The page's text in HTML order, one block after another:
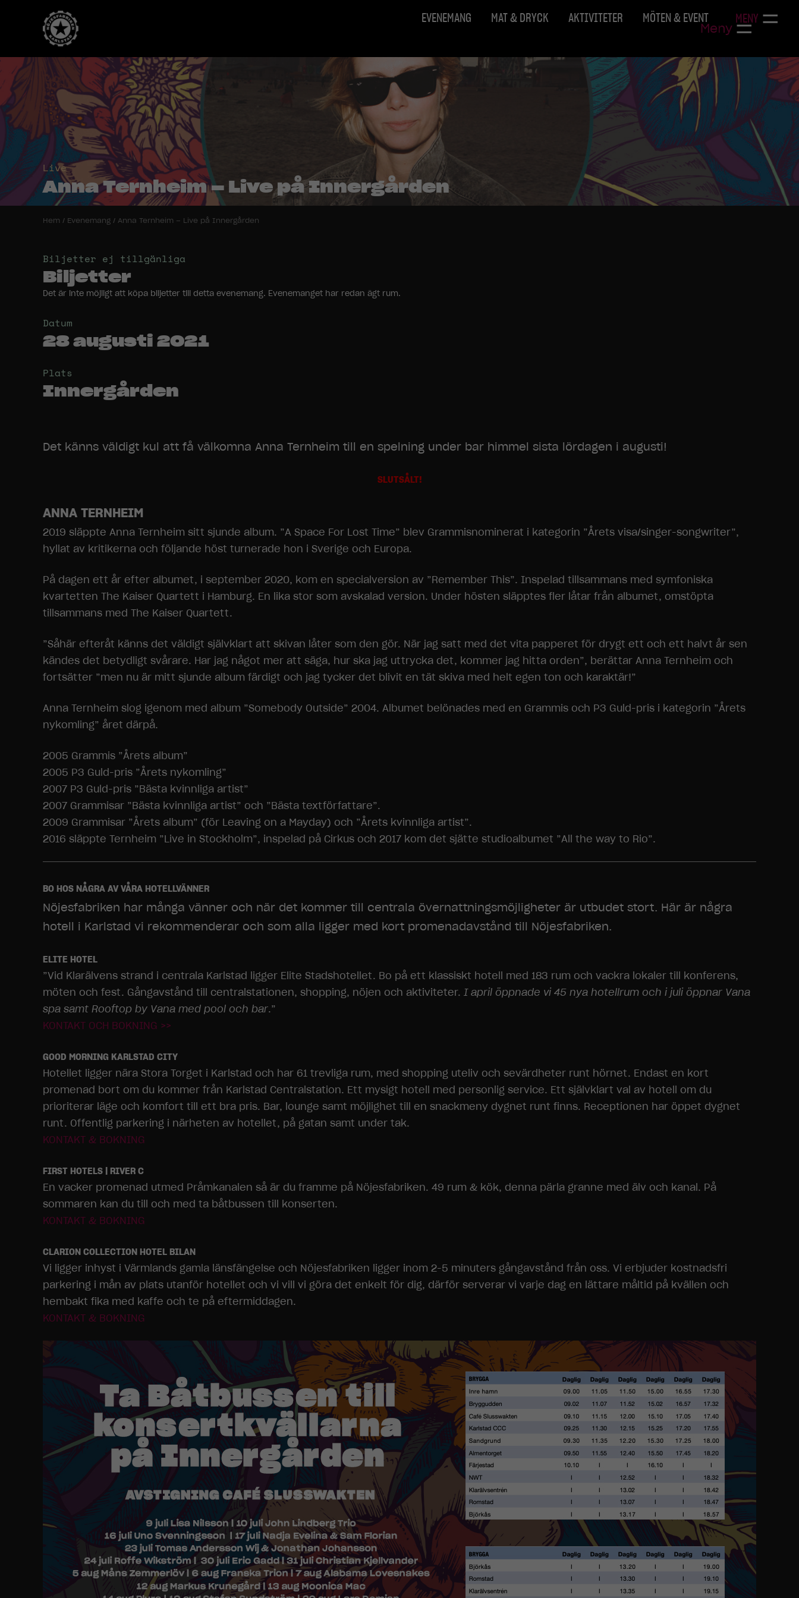
EVENEMANG MAT & DRYCK AKTIVITETER MÖTEN & EVENT MENY
Meny
Live
Anna Ternheim – Live på Innergården
Hem / Evenemang / Anna Ternheim – Live på Innergården
Biljetter ej tillgänliga
Biljetter
Det är inte möjligt att köpa biljetter till detta evenemang. Evenemanget har redan ägt rum.
Datum
28 augusti 2021
Plats
Innergården
Det känns väldigt kul att få välkomna Anna Ternheim till en spelning under bar himmel sista lördagen i augusti!
SLUTSÅLT!
ANNA TERNHEIM
2019 släppte Anna Ternheim sitt sjunde album. ”A Space For Lost Time” blev Grammisnominerat i kategorin ”Årets visa/singer-songwriter”,
hyllat av kritikerna och följande höst turnerade hon i Sverige och Europa.
På dagen ett år efter albumet, i september 2020, kom en specialversion av ”Remember This”. Inspelad tillsammans med symfoniska
kvartetten The Kaiser Quartett i Hamburg. En lika stor som avskalad version. Under hösten släpptes fler låtar från albumet, omstöpta
tillsammans med The Kaiser Quartett.
”Såhär efteråt känns det väldigt självklart att skivan låter som den gör. När jag satt med det vita papperet för drygt ett och ett halvt år sen
kändes det betydligt svårare. Har jag något mer att säga, hur ska jag uttrycka det, kommer jag hitta orden”, berättar Anna Ternheim och
fortsätter ”men nu är mitt sjunde album färdigt och jag tycker det blivit en tät skiva med helt egen ton och karaktär!”
Anna Ternheim slog igenom med album ”Somebody Outside” 2004. Albumet belönades med en Grammis och P3 Guld-pris i kategorin ”Årets
nykomling” året därpå.
2005 Grammis ”Årets album”
2005 P3 Guld-pris ”Årets nykomling”
2007 P3 Guld-pris ”Bästa kvinnliga artist”
2007 Grammisar ”Bästa kvinnliga artist” och ”Bästa textförfattare”.
2009 Grammisar ”Årets album” (för Leaving on a Mayday) och ”Årets kvinnliga artist”.
2016 släppte Ternheim ”Live in Stockholm”, inspelad på Cirkus och 2017 kom det sjätte studioalbumet ”All the way to Rio”.
BO HOS NÅGRA AV VÅRA HOTELLVÄNNER
Nöjesfabriken har många vänner och när det kommer till centrala övernattningsmöjligheter är utbudet stort. Här är några
hotell i Karlstad vi rekommenderar och som alla ligger med kort promenadavstånd till Nöjesfabriken.
ELITE HOTEL
”Vid Klarälvens strand i centrala Karlstad ligger Elite Stadshotellet. Bo på ett klassiskt hotell med 183 rum och vackra lokaler till konferens,
möten och fest. Gångavstånd till centralstationen, shopping, nöjen och aktiviteter. I april öppnade vi 45 nya hotellrum och i juli öppnar Vana
spa samt Rooftop by Vana med pool och bar.”
KONTAKT OCH BOKNING >>
GOOD MORNING KARLSTAD CITY
Hotellet ligger nära Stora Torget i Karlstad och har 61 trevliga rum, med shopping uteliv och sevärdheter runt hörnet. Endast en kort
promenad bort om du kommer från Karlstad Centralstation. Ett mysigt hotell med personlig service. Ett självklart val av hotell om du
prioriterar läge och komfort till ett bra pris. Bar, lounge samt möjlighet till en snackmeny dygnet runt finns. Receptionen har öppet dygnet
runt. Offentlig parkering i närheten av hotellet, på gatan samt under tak.
KONTAKT & BOKNING
FIRST HOTELS | RIVER C
En vacker promenad utmed Pråmkanalen så är du framme på Nöjesfabriken. 49 rum & kök, denna pärla granne med älv och kanal. På
sommaren kan du till och med ta båtbussen till konserten.
KONTAKT & BOKNING
CLARION COLLECTION HOTEL BILAN
Vi ligger inhyst i Värmlands gamla länsfängelse och Nöjesfabriken ligger inom 2-5 minuters gångavstånd från oss. Vi erbjuder kostnadsfri
parkering i mån av plats utanför hotellet och vi vill vi göra det enkelt för dig, därför serverar vi varje dag en lättare måltid på kvällen och
hembakt fika med kaffe och te på eftermiddagen.
KONTAKT & BOKNING